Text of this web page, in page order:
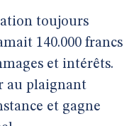
toujours
140.000 francs
et intérêts.
au plaignant
et gagne